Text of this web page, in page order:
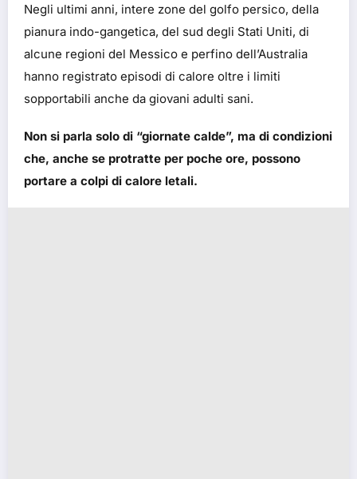
Negli ultimi anni, intere zone del golfo persico, della
pianura indo-gangetica, del sud degli Stati Uniti, di
alcune regioni del Messico e perfino dell’Australia
hanno registrato episodi di calore oltre i limiti
sopportabili anche da giovani adulti sani.
Non si parla solo di “giornate calde”, ma di condizioni
che, anche se protratte per poche ore, possono
portare a colpi di calore letali.